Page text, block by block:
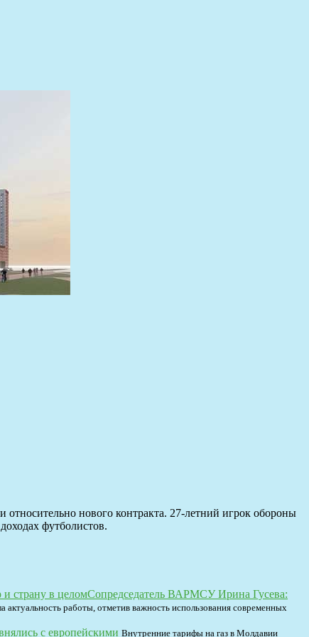
нового контракта. 27-летний игрок обороны
футболистов.
Сопредседатель ВАРМСУ Ирина Гусева:
актуальность работы, отметив важность использования современных
с европейскими Внутренние тарифы на газ в Молдавии